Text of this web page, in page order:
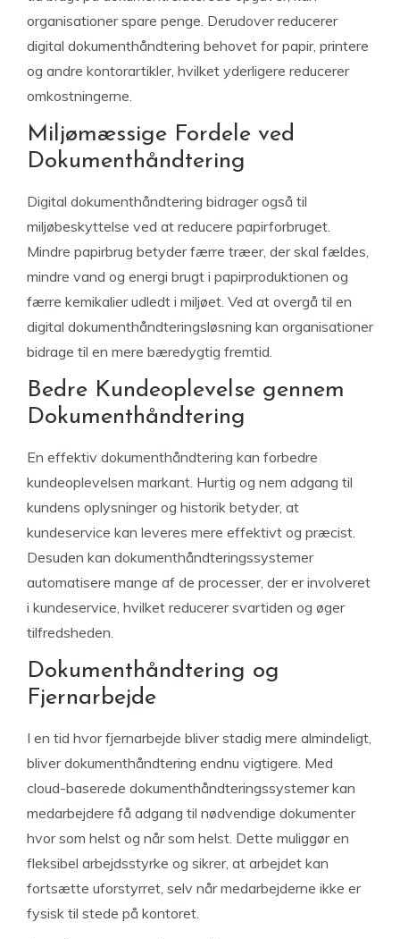
organisationer spare penge. Derudover reducerer
digital dokumenthåndtering behovet for papir, printere
og andre kontorartikler, hvilket yderligere reducerer
omkostningerne.
Miljømæssige Fordele ved
Dokumenthåndtering
Digital dokumenthåndtering bidrager også til
miljøbeskyttelse ved at reducere papirforbruget.
Mindre papirbrug betyder færre træer, der skal fældes,
mindre vand og energi brugt i papirproduktionen og
færre kemikalier udledt i miljøet. Ved at overgå til en
digital dokumenthåndteringsløsning kan organisationer
bidrage til en mere bæredygtig fremtid.
Bedre Kundeoplevelse gennem
Dokumenthåndtering
En effektiv dokumenthåndtering kan forbedre
kundeoplevelsen markant. Hurtig og nem adgang til
kundens oplysninger og historik betyder, at
kundeservice kan leveres mere effektivt og præcist.
Desuden kan dokumenthåndteringssystemer
automatisere mange af de processer, der er involveret
i kundeservice, hvilket reducerer svartiden og øger
tilfredsheden.
Dokumenthåndtering og
Fjernarbejde
I en tid hvor fjernarbejde bliver stadig mere almindeligt,
bliver dokumenthåndtering endnu vigtigere. Med
cloud-baserede dokumenthåndteringssystemer kan
medarbejdere få adgang til nødvendige dokumenter
hvor som helst og når som helst. Dette muliggør en
fleksibel arbejdsstyrke og sikrer, at arbejdet kan
fortsætte uforstyrret, selv når medarbejderne ikke er
fysisk til stede på kontoret.